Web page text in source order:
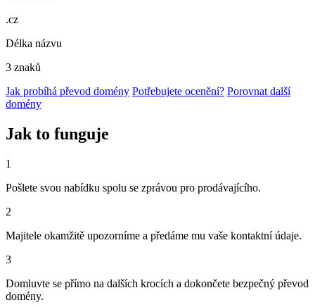
.cz
Délka názvu
3 znaků
Jak probíhá převod domény Potřebujete ocenění? Porovnat další
domény
Jak to funguje
1
Pošlete svou nabídku spolu se zprávou pro prodávajícího.
2
Majitele okamžitě upozorníme a předáme mu vaše kontaktní údaje.
3
Domluvte se přímo na dalších krocích a dokončete bezpečný převod
domény.